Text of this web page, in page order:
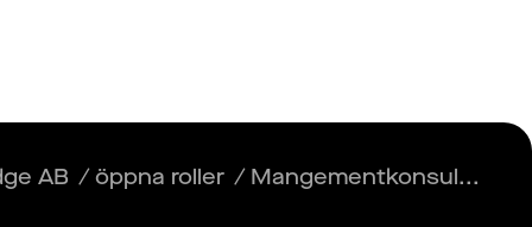
AB /öppna roller / Mangementkonsul...